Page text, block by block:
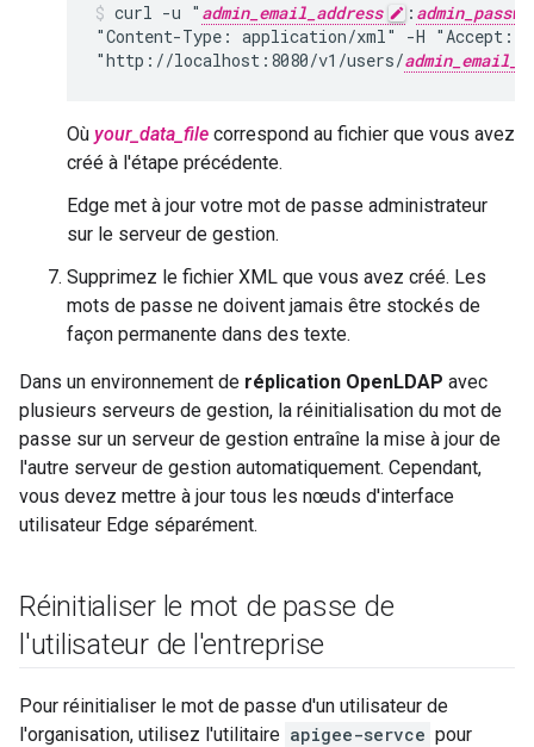
curl -u " admin_email_address :
"Content-Type: application/xml" -H "Accept:
"http://localhost:8080/v1/users/
Où your_data_file correspond au fichier que vous avez
créé à l'étape précédente.
Edge met à jour votre mot de passe administrateur
sur le serveur de gestion.
Supprimez le fichier XML que vous avez créé. Les
mots de passe ne doivent jamais être stockés de
façon permanente dans des texte.
Dans un environnement de réplication OpenLDAP avec
plusieurs serveurs de gestion, la réinitialisation du mot de
passe sur un serveur de gestion entraîne la mise à jour de
l'autre serveur de gestion automatiquement. Cependant,
vous devez mettre à jour tous les nœuds d'interface
utilisateur Edge séparément.
Réinitialiser le mot de passe de
l'utilisateur de l'entreprise
Pour réinitialiser le mot de passe d'un utilisateur de
l'organisation, utilisez l'utilitaire apigee-servce pour